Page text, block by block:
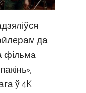
да
фільма
ў 4K